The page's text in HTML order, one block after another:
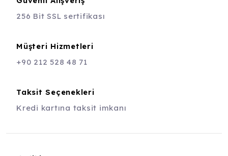
256 Bit SSL sertifikası
Müşteri Hizmetleri
+90 212 528 48 71
Taksit Seçenekleri
Kredi kartına taksit imkanı